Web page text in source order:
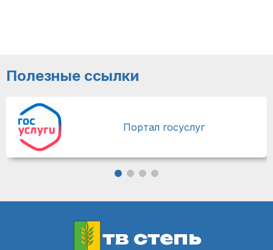
Полезные ссылки
Портал госуслуг
тв степь